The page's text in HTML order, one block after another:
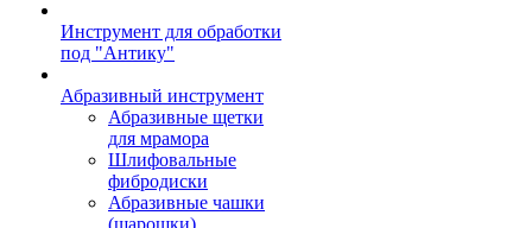
Инструмент для обработки
под "Антику"
Абразивный инструмент
Абразивные щетки
для мрамора
Шлифовальные
фибродиски
Абразивные чашки
(шарошки)